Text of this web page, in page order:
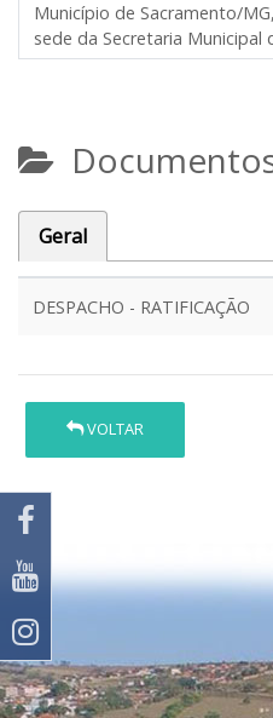
Município de Sacramento/
sede da Secretaria Municipal
Geral
DESPACHO - RATIFICAÇÃO
VOLTAR